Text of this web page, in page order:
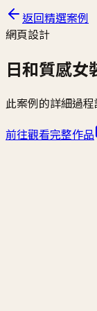
返回精選案例
網頁設計
日和質感女
此案例的詳細過
前往觀看完整作品